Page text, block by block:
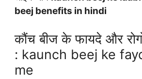
beej benefits in hindi
कौंच बीज के फायदे और
: kaunch beej ke
me